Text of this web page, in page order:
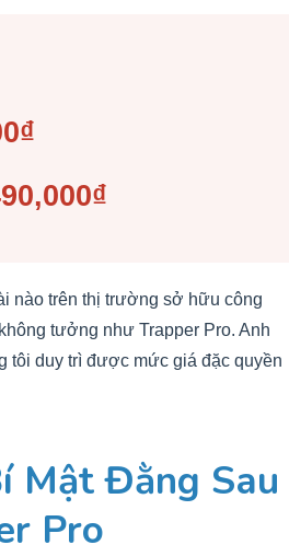
nào trên thị trường sở hữu công
tưởng như Trapper Pro. Anh
tôi duy trì được mức giá đặc quyền
Mật Đằng Sau
Pro